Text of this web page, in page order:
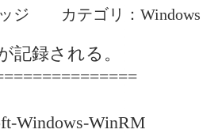
ッジ カテゴリ：Windows
記録される。
Windows-WinRM